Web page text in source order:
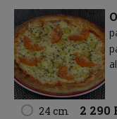
24 cm 2 290